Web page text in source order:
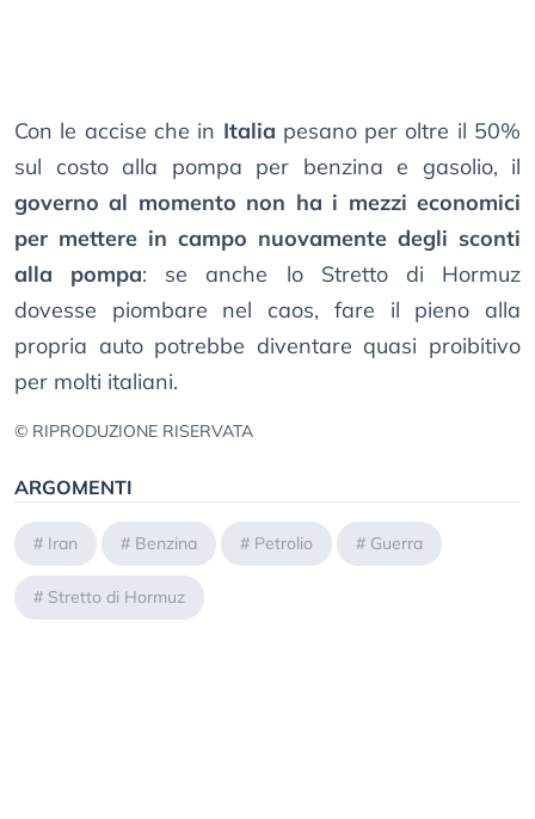
Con le accise che in Italia pesano per oltre il 50%
sul costo alla pompa per benzina e gasolio, il
governo al momento non ha i mezzi economici
per mettere in campo nuovamente degli sconti
alla pompa: se anche lo Stretto di Hormuz
dovesse piombare nel caos, fare il pieno alla
propria auto potrebbe diventare quasi proibitivo
per molti italiani.
© RIPRODUZIONE RISERVATA
ARGOMENTI
# Iran # Benzina # Petrolio # Guerra
# Stretto di Hormuz